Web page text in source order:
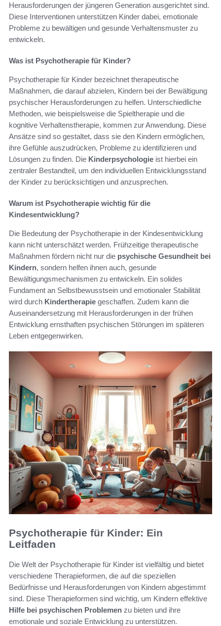
Herausforderungen der jüngeren Generation ausgerichtet sind.
Diese Interventionen unterstützen Kinder dabei, emotionale
Probleme zu bewältigen und gesunde Verhaltensmuster zu
entwickeln.
Was ist Psychotherapie für Kinder?
Psychotherapie für Kinder bezeichnet therapeutische
Maßnahmen, die darauf abzielen, Kindern bei der Bewältigung
psychischer Herausforderungen zu helfen. Unterschiedliche
Methoden, wie beispielsweise die Spieltherapie und die
kognitive Verhaltenstherapie, kommen zur Anwendung. Diese
Ansätze sind so gestaltet, dass sie den Kindern ermöglichen,
ihre Gefühle auszudrücken, Probleme zu identifizieren und
Lösungen zu finden. Die Kinderpsychologie ist hierbei ein
zentraler Bestandteil, um den individuellen Entwicklungsstand
der Kinder zu berücksichtigen und anzusprechen.
Warum ist Psychotherapie wichtig für die
Kindesentwicklung?
Die Bedeutung der Psychotherapie in der Kindesentwicklung
kann nicht unterschätzt werden. Frühzeitige therapeutische
Maßnahmen fördern nicht nur die psychische Gesundheit bei
Kindern, sondern helfen ihnen auch, gesunde
Bewältigungsmechanismen zu entwickeln. Ein solides
Fundament an Selbstbewusstsein und emotionaler Stabilität
wird durch Kindertherapie geschaffen. Zudem kann die
Auseinandersetzung mit Herausforderungen in der frühen
Entwicklung ernsthaften psychischen Störungen im späteren
Leben entgegenwirken.
Psychotherapie für Kinder: Ein
Leitfaden
Die Welt der Psychotherapie für Kinder ist vielfältig und bietet
verschiedene Therapieformen, die auf die speziellen
Bedürfnisse und Herausforderungen von Kindern abgestimmt
sind. Diese Therapieformen sind wichtig, um Kindern effektive
Hilfe bei psychischen Problemen zu bieten und ihre
emotionale und soziale Entwicklung zu unterstützen.